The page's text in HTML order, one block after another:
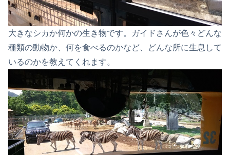
大きなシカか何かの生き物です。ガイドさんが色々どんな
種類の動物か、何を食べるのかなど、どんな所に生息して
いるのかを教えてくれます。